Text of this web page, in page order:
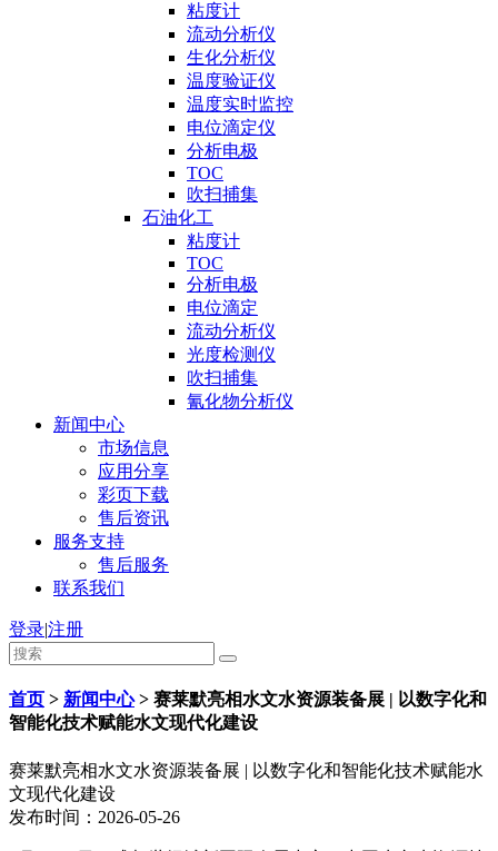
粘度计
流动分析仪
生化分析仪
温度验证仪
温度实时监控
电位滴定仪
分析电极
TOC
吹扫捕集
石油化工
粘度计
TOC
分析电极
电位滴定
流动分析仪
光度检测仪
吹扫捕集
氰化物分析仪
新闻中心
市场信息
应用分享
彩页下载
售后资讯
服务支持
售后服务
联系我们
登录|注册
首页 > 新闻中心> 赛莱默亮相水文水资源装备展 | 以数字化和
智能化技术赋能水文现代化建设
赛莱默亮相水文水资源装备展 | 以数字化和智能化技术赋能水
文现代化建设
发布时间：2026-05-26